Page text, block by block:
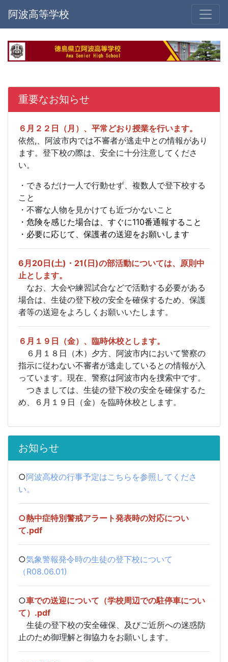
阿波高等学校
重要なお知らせ
６月２２日（月）、平常どおり授業を行います。
依然,、阿波市内では不審者が逃走中との情報があり
ます。登下校の際は、安全に十分注意してくださ
い。
・できるだけ一人で行動せず、複数人で登下校する
こと
・不審な人物を見かけても近づかないこと
・危険を感じた場合は、すぐに110番通報すること
・必要に応じて、保護者の送迎をお願いします
6月20日(土)・21(日)の部活動については、 原則中
止とします。
なお、大会や練習試合などで活動する必要がある
場合は、生徒の登下校の安全を確保するため、保護
者等の送迎をよろしくお願いいたします。
６月１９日（金）、臨時休校とします。
６月１８日（木）夕方、阿波市内において警察の
指示に従わない不審者が逃走しているとの情報が入
っています。現在、警察は阿波市内を捜索中です。
つきましては、生徒の登下校の安全を確保するた
め、６月１９日（金）を臨時休校とします。
お知らせ
○阿波高校の行事予定はこちらを参照してくださ
い。
○熱中症特別警戒アラート発表時の対応につい
て.pdf
○気象警報発令時の生徒の登下校について
（R08.06.01)
○車での送迎について（学校周辺での駐停車につい
て）.pdf
生徒の登下校の安全確保、及びご近所への迷惑防
止のため御理解と御協力をお願いします。